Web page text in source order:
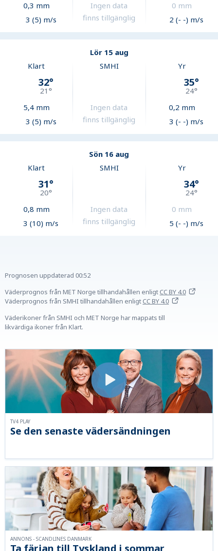
0,3 mm
3 (5) m/s
Ingen data
finns tillgänglig
0 mm
2 (- -) m/s
Lör 15 aug
Klart
32°
21°
5,4mm
3 (5) m/s
SMHI
Ingen data
finns tillgänglig
Yr
35°
24°
0,2 mm
3 (- -) m/s
Sön 16 aug
Klart
31°
20°
0,8 mm
3 (10) m/s
SMHI
Ingen data
finns tillgänglig
Yr
34°
24°
0 mm
5 (- -) m/s
Prognosen uppdaterad 00:52
Väderprognos från MET Norge tillhandahållen enligtCC BY 4.0
Väderprognos från SMHI tillhandahållen enligtCC BY 4.0
Väderikoner från SMHI och MET Norge har mappats till
likvärdiga ikoner från Klart.
Se den senaste vädersändningen
TV4 PLAY
ANNONS - SCANDLINES DANMARK